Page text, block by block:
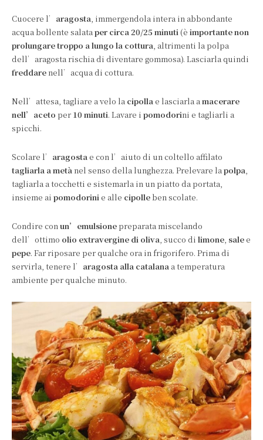
Cuocere l’ aragosta , immergendola intera in abbondante
acqua bollente salata per circa 20/25 minuti (è importante non
prolungare troppo a lungo la cottura , altrimenti la polpa
dell’aragosta rischia di diventare gommosa). Lasciarla quindi
freddarenell’acqua di cottura.
Nell’attesa, tagliare a velo la cipolla e lasciarla a macerare
nell’aceto per 10 minuti. Lavare i pomodorini e tagliarli a
spicchi.
Scolare l’ aragosta e con l’aiuto di un coltello affilato
tagliarla a metà nel senso della lunghezza. Prelevare la polpa
tagliarla a tocchetti e sistemarla in un piatto da portata,
insieme ai pomodorini e alle cipolleben scolate.
Condire con un’emulsionepreparata miscelando
dell’ottimo olio extravergine di oliva , succo di limone salee
pepe. Far riposare per qualche ora in frigorifero. Prima di
servirla, tenere l’ aragosta alla catalana a temperatura
ambiente per qualche minuto.